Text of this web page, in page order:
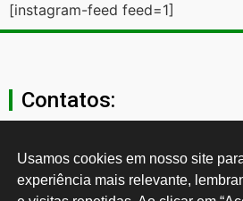
[instagram-feed feed=1]
Contatos:
11 3874-
Usamos cookies em nosso site
experiência mais relevante,